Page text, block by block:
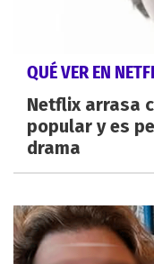
QUÉ VER EN
Netflix arrasa
popular y es
drama